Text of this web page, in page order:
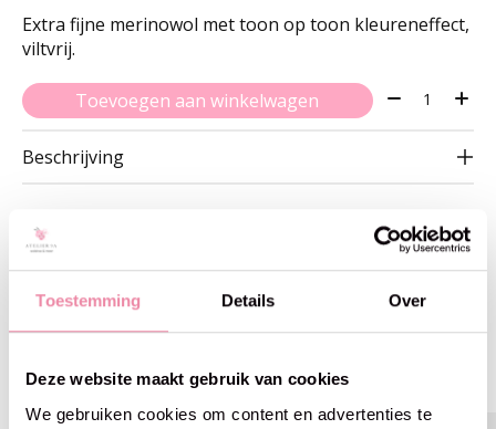
Toestemming Details Over
Deze website maakt gebruik van cookies
We gebruiken cookies om content en advertenties te
Extra fijne merinowol met toon op toon kleureneffect,
viltvrij.
Toevoegen aan winkelwagen Aantal:
Beschrijving
Gerelateerde producten
Carousel items